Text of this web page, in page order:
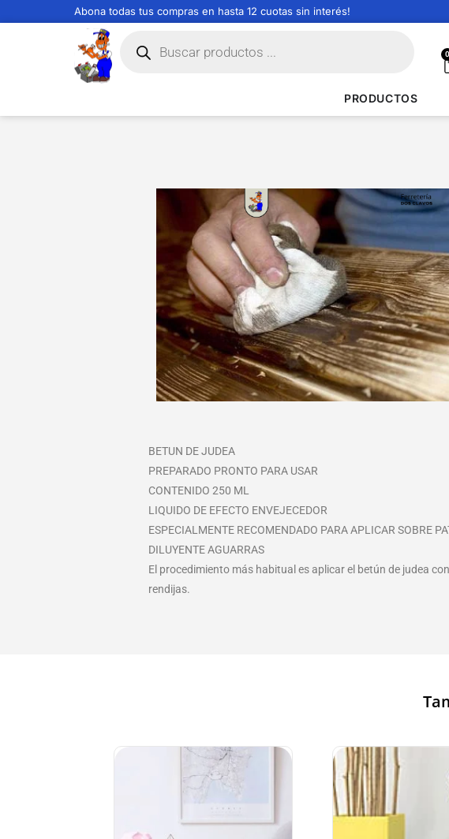
Abona todas tus compras en hasta 12 cuotas sin interés!
0
PRODUCTOS
BETUN DE JUDEA
PREPARADO PRONTO PARA USAR
CONTENIDO 250 ML
LIQUIDO DE EFECTO ENVEJECEDOR
ESPECIALMENTE RECOMENDADO PARA APLICAR SOBRE
DILUYENTE AGUARRAS
El procedimiento más habitual es aplicar el betún de judea
rendijas.